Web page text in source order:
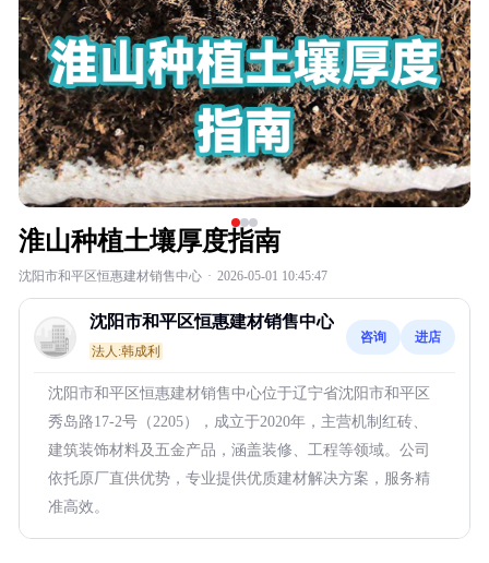
淮山种植土壤厚度指南
沈阳市和平区恒惠建材销售中心 · 2026-05-01 10:45:47
沈阳市和平区恒惠建材销售中心
法人:韩成利
咨询 进店
沈阳市和平区恒惠建材销售中心位于辽宁省沈阳市和平区
秀岛路17-2号（2205），成立于2020年，主营机制红砖、
建筑装饰材料及五金产品，涵盖装修、工程等领域。公司
依托原厂直供优势，专业提供优质建材解决方案，服务精
准高效。